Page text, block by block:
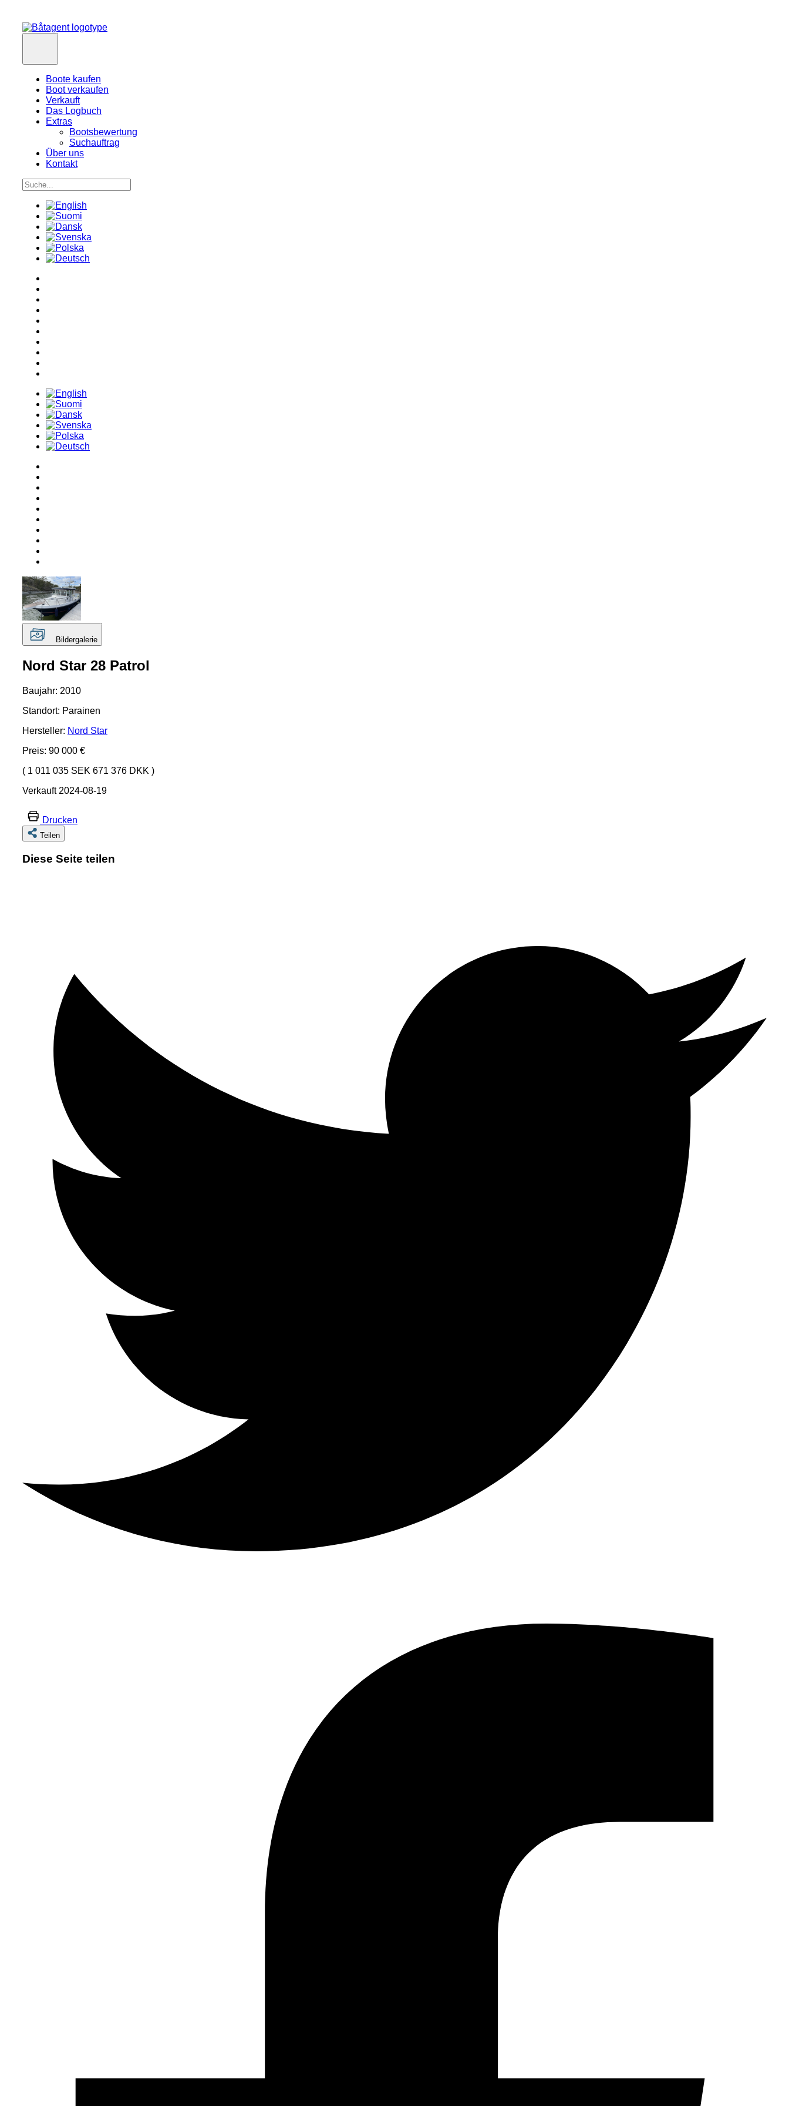
Boote kaufen
Boot verkaufen
Verkauft
Das Logbuch
Extras
Bootsbewertung
Suchauftrag
Über uns
Kontakt
Bildergalerie
Nord Star 28 Patrol
Baujahr: 2010
Standort: Parainen
Hersteller: Nord Star
Preis: 90 000 €
( 1 011 035 SEK 671 376 DKK )
Verkauft 2024-08-19
Drucken
Teilen
Diese Seite teilen